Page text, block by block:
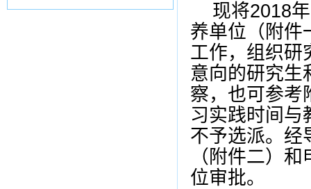
现将2018
养单位（附件
工作，组织研
意向的研究生
察，也可参考
习实践时间与
不予选派。经
（附件二）
位审批。